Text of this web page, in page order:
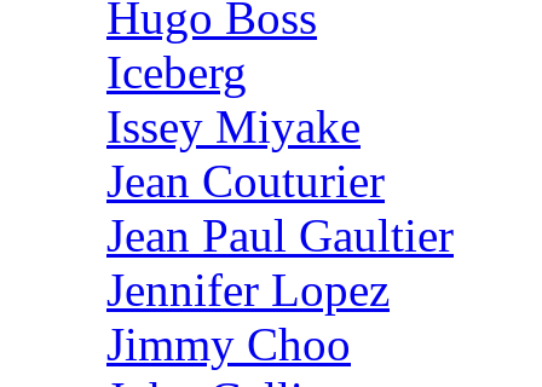
Hugo Boss
Iceberg
Issey Miyake
Jean Couturier
Jean Paul Gaultier
Jennifer Lopez
Jimmy Choo